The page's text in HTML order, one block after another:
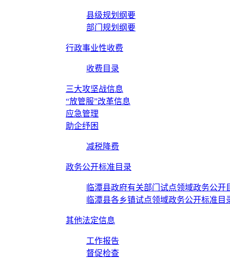
县级规划纲要
部门规划纲要
行政事业性收费
收费目录
三大攻坚战信息
“放管服”改革信息
应急管理
助企纾困
减税降费
政务公开标准目录
临潭县政府有关部门试点领域政务公开
临潭县各乡镇试点领域政务公开标准目
其他法定信息
工作报告
督促检查